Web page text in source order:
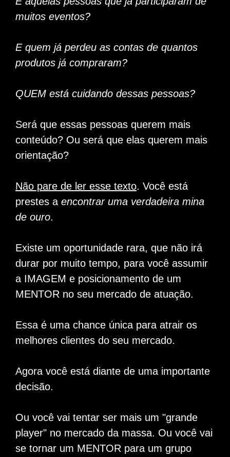
muitos eventos?
E quem já perdeu as contas de quantos
produtos já compraram?
QUEM está cuidando dessas pessoas?
Será que essas pessoas querem mais
conteúdo? Ou será que elas querem mais
orientação?
Não pare de ler esse texto. Você está
prestes a encontrar uma verdadeira mina
de ouro.
Existe um oportunidade rara, que não irá
durar por muito tempo, para você assumir
a IMAGEM e posicionamento de um
MENTOR no seu mercado de atuação.
Essa é uma chance única para atrair os
melhores clientes do seu mercado.
Agora você está diante de uma importante
decisão.
Ou você vai tentar ser mais um "grande
player" no mercado da massa. Ou você vai
se tornar um MENTOR para um grupo